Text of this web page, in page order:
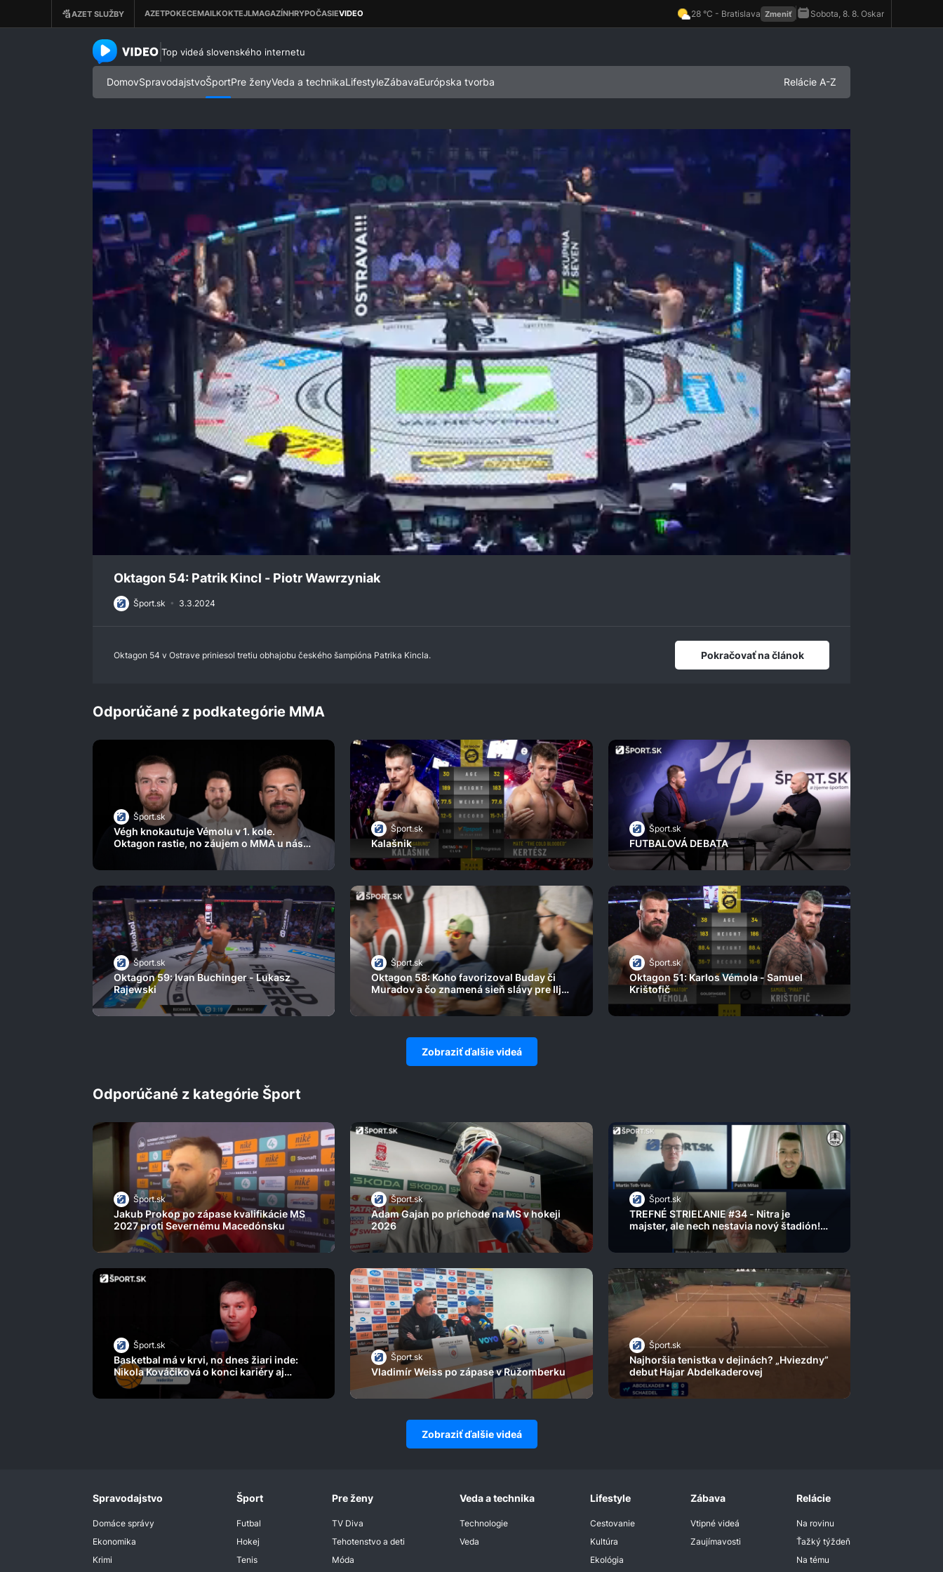
azet.video.sk
Top videá slovenského internetu
DomovSpravodajstvoŠportPre ženyVeda a technikaLifestyleZábavaEurópska tvorba Relácie A-Z
seconds
minutes,
Oktagon 54: Patrik Kincl - Piotr Wawrzyniak
Šport.sk • 3.3.2024
Oktagon 54 v Ostrave priniesol tretiu obhajobu českého šampióna Patrika Kincla. Pokračovať na článok
Odporúčané z podkategórie MMA
Šport.sk
Végh knokautuje Vémolu v 1. kole.
Oktagon rastie, no záujem o MMA u nás
Šport.sk
Kalašnik
Šport.sk
FUTBALOVÁ DEBATA
Šport.sk
Oktagon 59: Ivan Buchinger - Lukasz
Rajewski
Šport.sk
Oktagon 58: Koho favorizoval Buday či
Muradov a čo znamená sieň slávy pre Ilju
Škondriča
Šport.sk
Oktagon 51: Karlos Vémola - Samuel
Krištofič
Zobraziť ďalšie videá
Odporúčané z kategórie Šport
Šport.sk
Jakub Prokop po zápase kvalifikácie MS
2027 proti Severnému Macedónsku
Šport.sk
Adam Gajan po príchode na MS v hokeji
2026
Šport.sk
TREFNÉ STRIEĽANIE #34 - Nitra je
majster, ale nech nestavia nový štadión!
Branko Radivojevič o finále extraligy
Šport.sk
Basketbal má v krvi, no dnes žiari inde:
Nikola Kováčiková o konci kariéry aj
novom smere života
Šport.sk
Vladimír Weiss po zápase v Ružomberku
Šport.sk
Najhoršia tenistka v dejinách? „Hviezdny”
debut Hajar Abdelkaderovej
Zobraziť ďalšie videá
Spravodajstvo
Domáce správy
Ekonomika
Krimi
Šport
Futbal
Hokej
Tenis
Pre ženy
TV Diva
Tehotenstvo a deti
Móda
Veda a technika
Technologie
Veda
Lifestyle
Cestovanie
Kultúra
Ekológia
Zábava
Vtipné videá
Zaujímavosti
Relácie
Na rovinu
Ťažký týždeň
Na tému